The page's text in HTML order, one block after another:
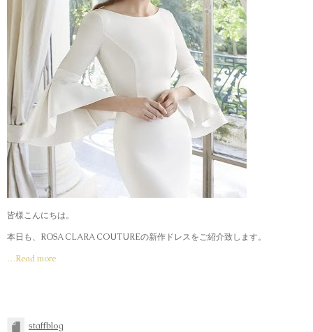
皆様こんにちは。
本日も、 ROSA CLARA COUTUREの新作ドレスをご紹介致します。
…Read more
staffblog